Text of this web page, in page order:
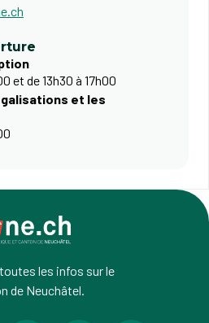
et de 13h30 à 17h00
et les
les infos sur le
de Neuchâtel.